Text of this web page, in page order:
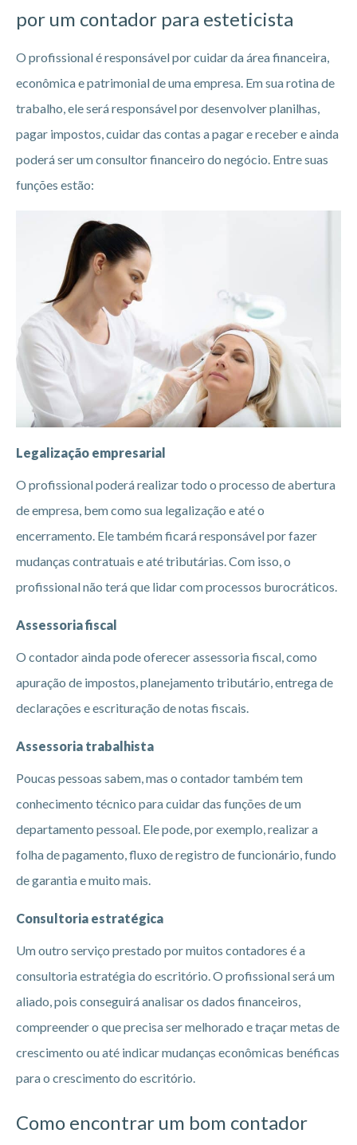
por um contador para esteticista
O profissional é responsável por cuidar da área financeira,
econômica e patrimonial de uma empresa. Em sua rotina de
trabalho, ele será responsável por desenvolver planilhas,
pagar impostos, cuidar das contas a pagar e receber e ainda
poderá ser um consultor financeiro do negócio. Entre suas
funções estão:
Legalização empresarial
O profissional poderá realizar todo o processo de abertura
de empresa, bem como sua legalização e até o
encerramento. Ele também ficará responsável por fazer
mudanças contratuais e até tributárias. Com isso, o
profissional não terá que lidar com processos burocráticos.
Assessoria fiscal
O contador ainda pode oferecer assessoria fiscal, como
apuração de impostos, planejamento tributário, entrega de
declarações e escrituração de notas fiscais.
Assessoria trabalhista
Poucas pessoas sabem, mas o contador também tem
conhecimento técnico para cuidar das funções de um
departamento pessoal. Ele pode, por exemplo, realizar a
folha de pagamento, fluxo de registro de funcionário, fundo
de garantia e muito mais.
Consultoria estratégica
Um outro serviço prestado por muitos contadores é a
consultoria estratégia do escritório. O profissional será um
aliado, pois conseguirá analisar os dados financeiros,
compreender o que precisa ser melhorado e traçar metas de
crescimento ou até indicar mudanças econômicas benéficas
para o crescimento do escritório.
Como encontrar um bom contador